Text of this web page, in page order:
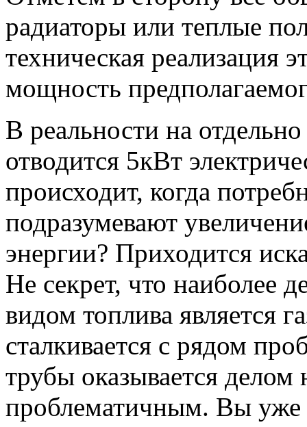
радиаторы или теплые
техническая реализация
мощность
В реальности на
отводится 5кВт
происходит, когда
подразумевают
энергии? Приходится
Не секрет, что наиболее
видом топлива является
сталкивается с рядом
трубы оказывается делом
проблематичным. Вы уже